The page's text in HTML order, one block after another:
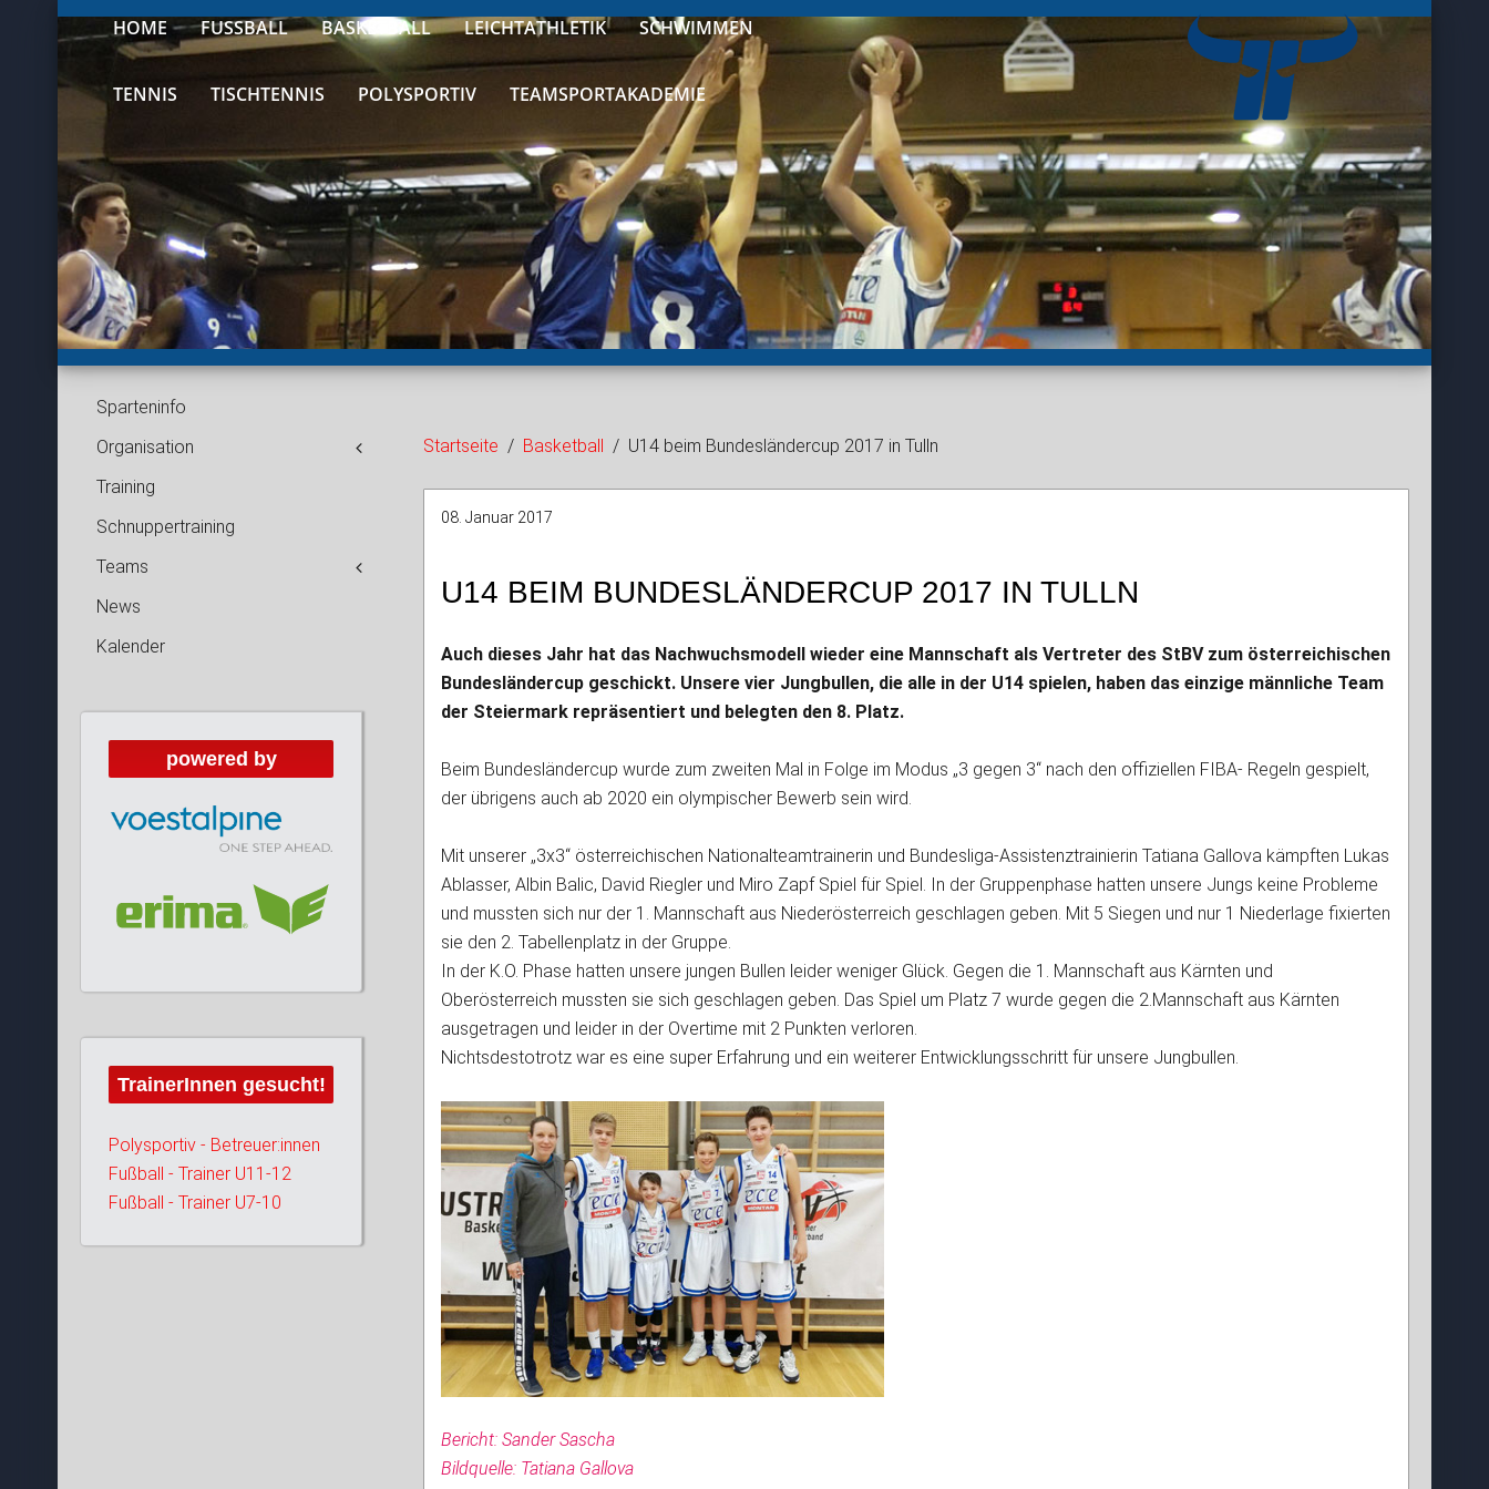
HOME FUSSBALL BASKETBALL LEICHTATHLETIK SCHWIMMEN
TENNIS TISCHTENNIS POLYSPORTIV TEAMSPORTAKADEMIE
Startseite Basketball U14 beim Bundesländercup 2017 in Tulln
08. Januar 2017
U14 BEIM BUNDESLÄNDERCUP 2017 IN TULLN
Auch dieses Jahr hat das Nachwuchsmodell wieder eine Mannschaft als Vertreter des StBV zum österreichischen
Bundesländercup geschickt. Unsere vier Jungbullen, die alle in der U14 spielen, haben das einzige männliche Team
der Steiermark repräsentiert und belegten den 8. Platz.
Beim Bundesländercup wurde zum zweiten Mal in Folge im Modus „3 gegen 3“ nach den offiziellen FIBA- Regeln gespielt,
der übrigens auch ab 2020 ein olympischer Bewerb sein wird.
Mit unserer „3x3“ österreichischen Nationalteamtrainerin und Bundesliga-Assistenztrainierin Tatiana Gallova kämpften Lukas
Ablasser, Albin Balic, David Riegler und Miro Zapf Spiel für Spiel. In der Gruppenphase hatten unsere Jungs keine Probleme
und mussten sich nur der 1. Mannschaft aus Niederösterreich geschlagen geben. Mit 5 Siegen und nur 1 Niederlage fixierten
sie den 2. Tabellenplatz in der Gruppe.
In der K.O. Phase hatten unsere jungen Bullen leider weniger Glück. Gegen die 1. Mannschaft aus Kärnten und
Oberösterreich mussten sie sich geschlagen geben. Das Spiel um Platz 7 wurde gegen die 2.Mannschaft aus Kärnten
ausgetragen und leider in der Overtime mit 2 Punkten verloren.
Nichtsdestotrotz war es eine super Erfahrung und ein weiterer Entwicklungsschritt für unsere Jungbullen.
Bericht: Sander Sascha
Bildquelle: Tatiana Gallova
Sparteninfo
Organisation
Training
Schnuppertraining
Teams
News
Kalender
powered by
TrainerInnen gesucht!
Polysportiv - Betreuer:innen
Fußball - Trainer U11-12
Fußball - Trainer U7-10